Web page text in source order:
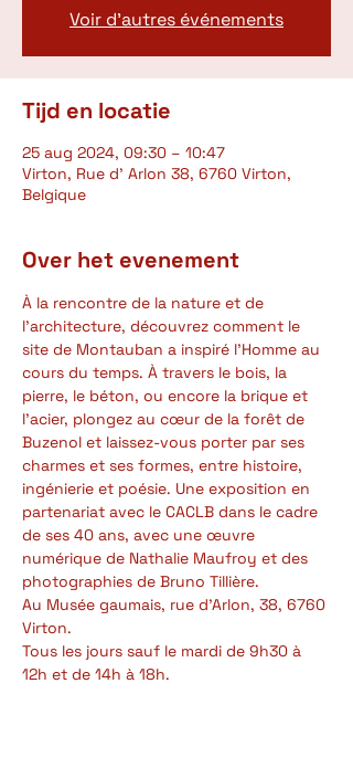
Voir d'autres événements
Tijd en locatie
25 aug 2024, 09:30 – 10:47
Virton, Rue d' Arlon 38, 6760 Virton,
Belgique
Over het evenement
À la rencontre de la nature et de
l’architecture, découvrez comment le
site de Montauban a inspiré l’Homme au
cours du temps. À travers le bois, la
pierre, le béton, ou encore la brique et
l’acier, plongez au cœur de la forêt de
Buzenol et laissez-vous porter par ses
charmes et ses formes, entre histoire,
ingénierie et poésie. Une exposition en
partenariat avec le CACLB dans le cadre
de ses 40 ans, avec une œuvre
numérique de Nathalie Maufroy et des
photographies de Bruno Tillière.
Au Musée gaumais, rue d'Arlon, 38, 6760
Virton.
Tous les jours sauf le mardi de 9h30 à
12h et de 14h à 18h.